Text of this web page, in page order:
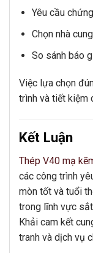
Yêu cầu
Chọn nhà
So sánh báo
Việc lựa chọn
trình và tiết kiệm
Kết Luận
Thép V40 mạ
các công trình
mòn tốt và tuổi
trong lĩnh vực
Khải cam kết
tranh và dịch vụ